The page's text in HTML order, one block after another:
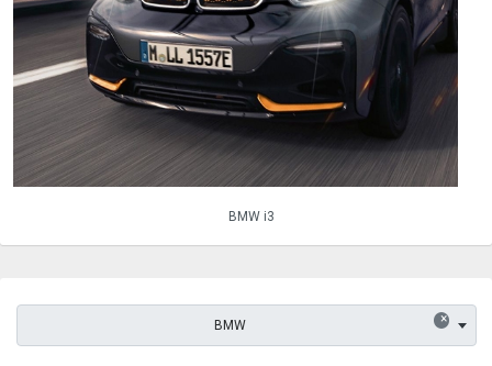
BMW i3
×
BMW